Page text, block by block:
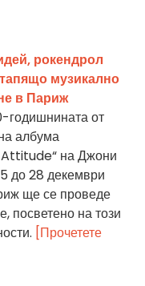
рокендрол
музикално
в Париж
годишнината от
албума
на Джони
до 28 декември
ще се проведе
посветено на този
[Прочетете